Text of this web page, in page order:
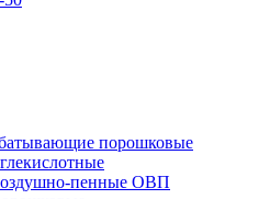
порошковые
пенные ОВП